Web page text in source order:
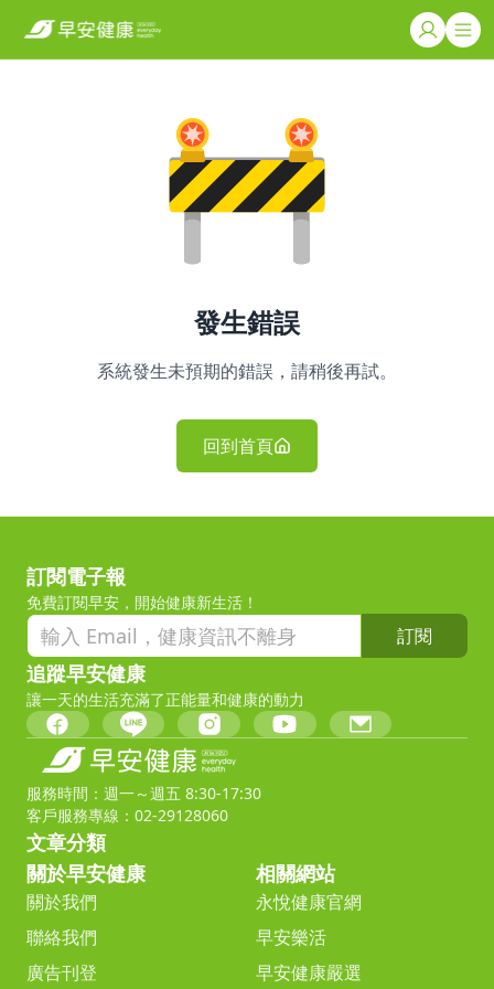
發生錯誤
系統發生未預期的錯誤，請稍後再試。
回到首頁
訂閱電子報
免費訂閱早安，開始健康新生活！
訂閱
追蹤早安健康
讓一天的生活充滿了正能量和健康的動力
服務時間：週一～週五 8:30-17:30
客戶服務專線：02-29128060
文章分類
關於早安健康
關於我們
聯絡我們
廣告刊登
相關網站
永悅健康官網
早安樂活
早安健康嚴選